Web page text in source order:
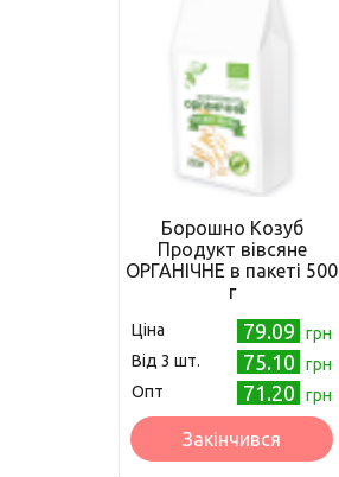
Борошно Козуб
Продукт вівсяне
ОРГАНІЧНЕ в пакеті 500
г
Ціна 79.09
грн
Від 3 шт.
75.10
грн
Опт
71.20 грн
Закінчився